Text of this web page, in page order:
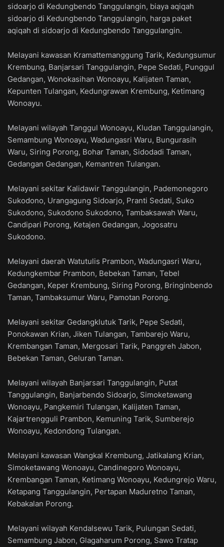
sidoarjo di Kedungbendo Tanggulangin, biaya aqiqah
sidoarjo di Kedungbendo Tanggulangin, harga paket
aqiqah di sidoarjo di Kedungbendo Tanggulangin.
Melayani kawasan Kramattemanggung Tarik, Kedungsumur
Krembung, Banjarsari Tanggulangin, Pepe Sedati, Punggul
Gedangan, Wonokasihan Wonoayu, Kalijaten Taman,
Kepunten Tulangan, Kedungrawan Krembung, Ketimang
Wonoayu.
Melayani wilayah Tanggul Wonoayu, Kludan Tanggulangin,
Semambung Wonoayu, Wadungasri Waru, Bungurasih
Waru, Siring Porong, Bohar Taman, Sidodadi Taman,
Gedangan Gedangan, Kemantren Tulangan.
Melayani sekitar Kalidawir Tanggulangin, Pademonegoro
Sukodono, Urangagung Sidoarjo, Pranti Sedati, Suko
Sukodono, Sukodono Sukodono, Tambaksawah Waru,
Candipari Porong, Ketajen Gedangan, Jogosatru
Sukodono.
Melayani daerah Watutulis Prambon, Wadungasri Waru,
Kedungkembar Prambon, Bebekan Taman, Tebel
Gedangan, Keper Krembung, Siring Porong, Bringinbendo
Taman, Tambaksumur Waru, Pamotan Porong.
Melayani sekitar Gedangklutuk Tarik, Pepe Sedati,
Ponokawan Krian, Jiken Tulangan, Tambarejo Waru,
Krembangan Taman, Mergosari Tarik, Panggreh Jabon,
Bebekan Taman, Geluran Taman.
Melayani wilayah Banjarsari Tanggulangin, Putat
Tanggulangin, Banjarbendo Sidoarjo, Simoketawang
Wonoayu, Pangkemiri Tulangan, Kalijaten Taman,
Kajartrengguli Prambon, Kemuning Tarik, Sumberejo
Wonoayu, Kedondong Tulangan.
Melayani kawasan Wangkal Krembung, Jatikalang Krian,
Simoketawang Wonoayu, Candinegoro Wonoayu,
Krembangan Taman, Ketimang Wonoayu, Kedungrejo Waru,
Ketapang Tanggulangin, Pertapan Maduretno Taman,
Kebakalan Porong.
Melayani wilayah Kendalsewu Tarik, Pulungan Sedati,
Semambung Jabon, Glagaharum Porong, Sawo Tratap